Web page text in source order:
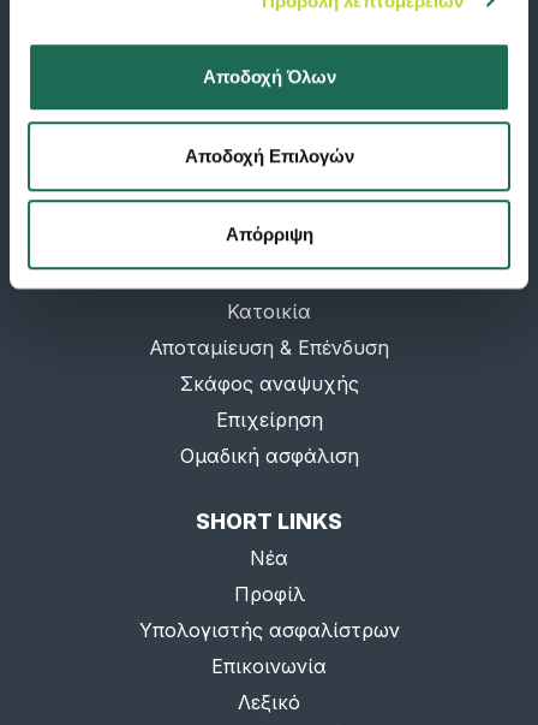
Αποδοχή Όλων
Αποδοχή Επιλογών
Απόρριψη
Διαθέσιμο σε:
ΠΡΟΓΡΑΜΜΑΤΑ
Υγεία
Αυτοκίνητο
Κατοικία
Αποταμίευση & Επένδυση
Σκάφος αναψυχής
Επιχείρηση
Ομαδική ασφάλιση
SHORT LINKS
Νέα
Προφίλ
Υπολογιστής ασφαλίστρων
Επικοινωνία
Λεξικό